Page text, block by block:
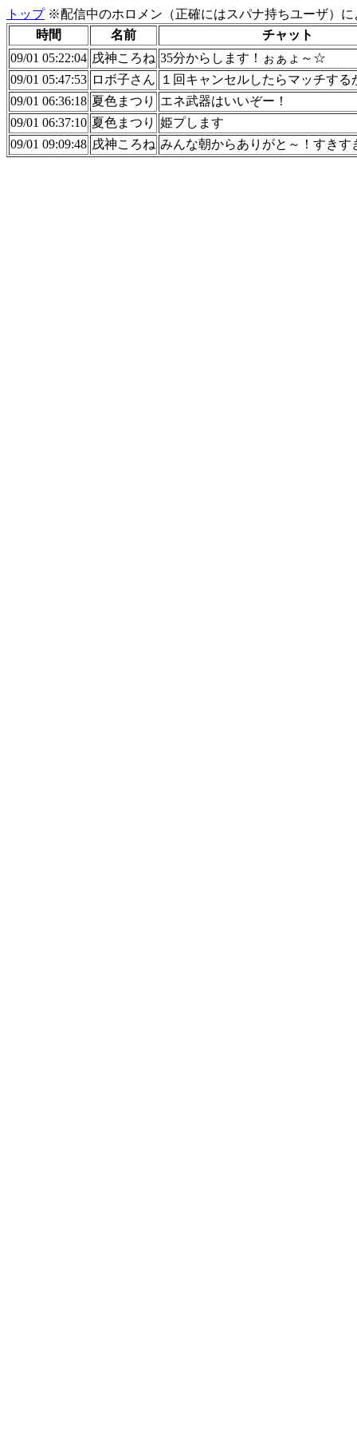
トップ※配信中のホロメン（正確にはスパナ持ちユーザ）
時間
名前
チャット
09/01 05:22:04 戌神ころね 35分からします！ぉぁょ～☆
09/01 05:47:53 ロボ子さん
１回キャンセルしたらマッチする
09/01 06:36:18 夏色まつり
エネ武器はいいぞー！
09/01 06:37:10 夏色まつり 姫プします
09/01 09:09:48 戌神ころね みんな朝からありがと～！すきす